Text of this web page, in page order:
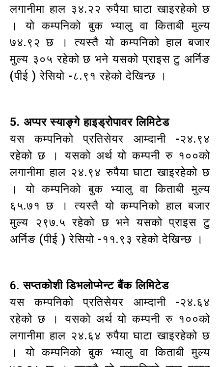
लगानीमा हाल ३४.२२ रुपैया घाटा खाइरहेको छ
। यो कम्पनिको बुक भ्यालु वा किताबी मुल्य
७४.९२ छ । त्यस्तै यो कम्पनिको हाल बजार
मुल्य ३०५ रहेको छ भने यसको प्राइस टु अर्निङ
(पीई ) रेसियो -८.९१ रहेको देखिन्छ ।
5. अप्पर स्याङ्गे हाइड्रोपावर लिमिटेड
यस कम्पनिको प्रतिसेयर आम्दानी -२४.९४
रहेको छ । यसको अर्थ यो कम्पनी रु १००को
लगानीमा हाल २४.९४ रुपैया घाटा खाइरहेको छ
। यो कम्पनिको बुक भ्यालु वा किताबी मुल्य
६५.७१ छ । त्यस्तै यो कम्पनिको हाल बजार
मुल्य २९७.५ रहेको छ भने यसको प्राइस टु
अर्निङ (पीई ) रेसियो -११.९३ रहेको देखिन्छ ।
6.सप्तकोशी डिभलोप्मेन्ट बैंक लिमिटेड
यस कम्पनिको प्रतिसेयर आम्दानी -२४.६४
रहेको छ । यसको अर्थ यो कम्पनी रु १००को
लगानीमा हाल २४.६४ रुपैया घाटा खाइरहेको छ
। यो कम्पनिको बुक भ्यालु वा किताबी मुल्य